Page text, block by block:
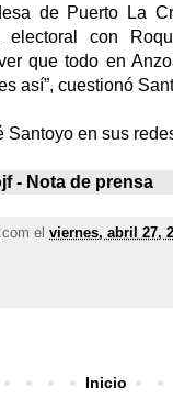
de Puerto La
electoral con
que todo en
así”, cuestionó
Santoyo en sus
- Nota de prensa
el viernes, abril 27,
Inicio